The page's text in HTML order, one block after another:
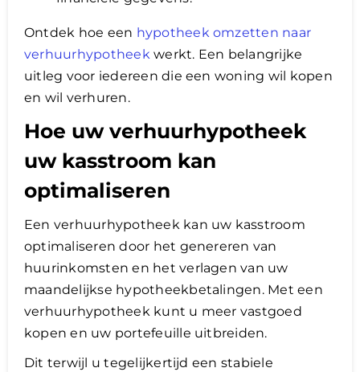
Ontdek hoe een hypotheek omzetten naar
verhuurhypotheekwerkt. Een belangrijke
uitleg voor iedereen die een woning wil kopen
en wil verhuren.
Hoe uw verhuurhypotheek
uw kasstroom kan
optimaliseren
Een verhuurhypotheek kan uw kasstroom
optimaliseren door het genereren van
huurinkomsten en het verlagen van uw
maandelijkse hypotheekbetalingen. Met een
verhuurhypotheek kunt u meer vastgoed
kopen en uw portefeuille uitbreiden.
Dit terwijl u tegelijkertijd een stabiele